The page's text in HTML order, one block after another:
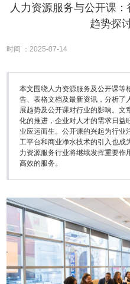
人力资源服务与公开课
趋势探
时间 ：2025-07-14
本文围绕人力资源服务及公开课等
告、表格文档及最新资讯，分析了
展趋势及公开课对行业的影响。文
化的推进，企业对人才的需求日益
业应运而生。公开课的兴起为行业
工平台和商业净水技术的引入也成
力资源服务行业将继续发挥重要作
高效的服务。